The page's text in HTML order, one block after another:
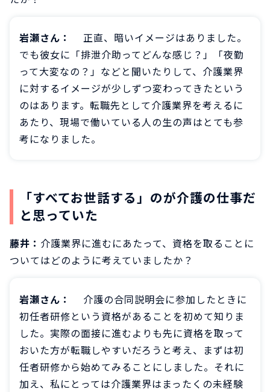
岩瀬さん：
正直、暗いイメージはありました。
でも彼女に「排泄介助ってどんな感じ？」「夜勤
って大変なの？」などと聞いたりして、介護業界
に対するイメージが少しずつ変わってきたという
のはあります。転職先として介護業界を考えるに
あたり、現場で働いている人の生の声はとても参
考になりました。
「すべてお世話する」のが介護の仕事だ
と思っていた
藤井： 介護業界に進むにあたって、資格を取ることに
ついてはどのように考えていましたか？
岩瀬さん：
介護の合同説明会に参加したときに
初任者研修という資格があることを初めて知りま
した。実際の面接に進むよりも先に資格を取って
おいた方が転職しやすいだろうと考え、まずは初
任者研修から始めてみることにしました。それに
加え、私にとっては介護業界はまったくの未経験